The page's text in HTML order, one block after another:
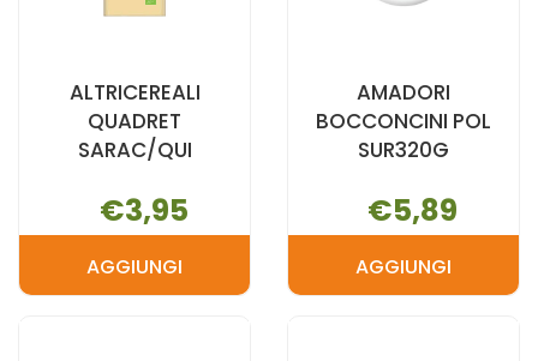
ALTRICEREALI
QUADRET
SARAC/QUI
€3,95
AGGIUNGIAGGIUNGI ALTRICEREALI
AMADORI
BOCCONCINI POL
SUR320G
€5,89
AGGIUNGIAGGIUNGI